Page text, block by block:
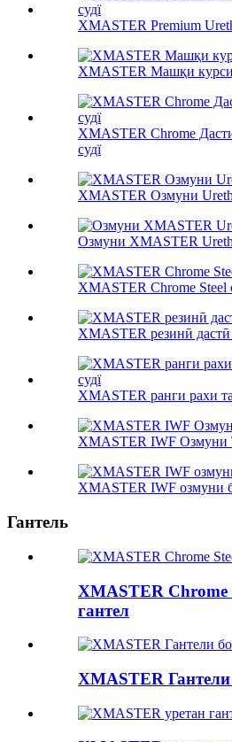
XMASTER Premium
XMASTER Машқи
XMASTER Chrome
судї
XMASTER Озмуни
Озмуни XMASTER
XMASTER Chrome Steel
XMASTER резинӣ дастӣ
XMASTER ранги рахи
XMASTER IWF Озмуни
XMASTER IWF озмуни
Гантель
XMASTER Chrome
гантел
XMASTER